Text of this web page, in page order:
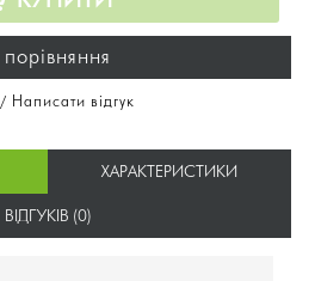
порівняння
/ Написати відгук
ХАРАКТЕРИСТИКИ
ВІДГУКІВ (0)